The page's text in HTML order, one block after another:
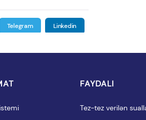
Telegram Linkedin
FAYDALI
Tez-tez verilən